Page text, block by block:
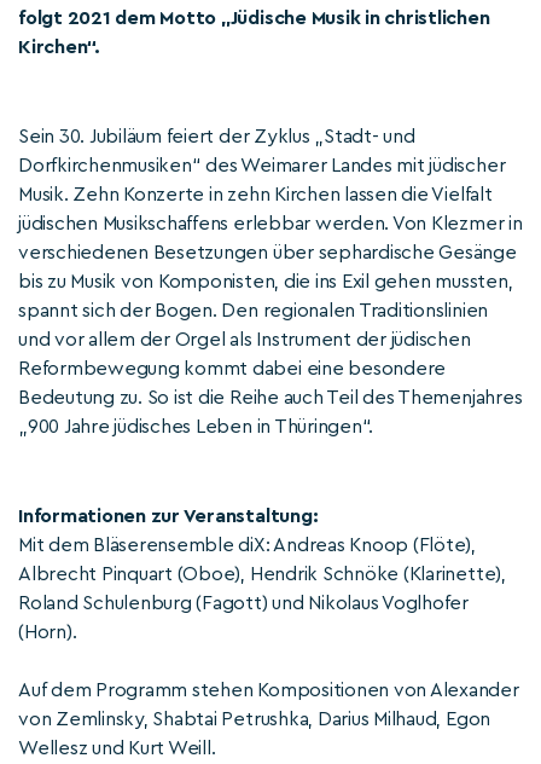
folgt 2021 dem Motto „Jüdische Musik in christlichen
Kirchen“.
Sein 30. Jubiläum feiert der Zyklus „Stadt- und
Dorfkirchenmusiken“ des Weimarer Landes mit jüdischer
Musik. Zehn Konzerte in zehn Kirchen lassen die Vielfalt
jüdischen Musikschaffens erlebbar werden. Von Klezmer in
verschiedenen Besetzungen über sephardische Gesänge
bis zu Musik von Komponisten, die ins Exil gehen mussten,
spannt sich der Bogen. Den regionalen Traditionslinien
und vor allem der Orgel als Instrument der jüdischen
Reformbewegung kommt dabei eine besondere
Bedeutung zu. So ist die Reihe auch Teil des Themenjahres
„900 Jahre jüdisches Leben in Thüringen“.
Informationen zur Veranstaltung:
Mit dem Bläserensemble diX: Andreas Knoop (Flöte),
Albrecht Pinquart (Oboe), Hendrik Schnöke (Klarinette),
Roland Schulenburg (Fagott) und Nikolaus Voglhofer
(Horn).
Auf dem Programm stehen Kompositionen von Alexander
von Zemlinsky, Shabtai Petrushka, Darius Milhaud, Egon
Wellesz und Kurt Weill.